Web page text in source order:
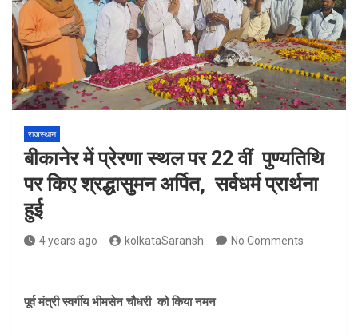
राजस्थान
बीकानेर में प्रेरणा स्थल पर 22 वीं पुण्यतिथि
पर किए श्रद्धासुमन अर्पित, सर्वधर्म प्रार्थना
हुई
4 years ago kolkataSaransh No Comments
पूर्व मंत्री स्वर्गीय भीमसेन चौधरी को किया नमन